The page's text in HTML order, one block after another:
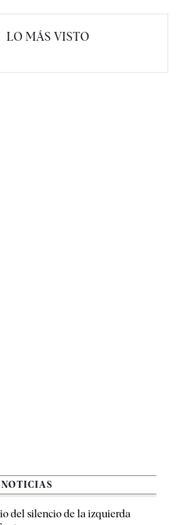
LO MÁS VISTO
del silencio de la izquierda